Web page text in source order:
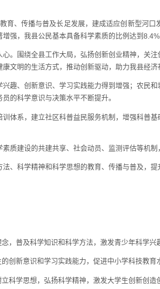
传播与普及长足发展，建成适应创新型河口
强，我县公民基本具备科学素质的比例达到8.4%
围绕全县工作大局，弘扬创新创业精神，关注
文明的生活方式，推动创新驱动，助力我县经济
、创新意识、学习实践能力得到增强；农民和
的科学意识与决策水平不断提升。
系，建立社区科普益民服务机制，增强科普基
设的共建共享、社会动员、监测评估等机制
学精神和科学思想的教育、传播与普及，提
普及科学知识和科学方法，激发青少年科学兴
新意识和学习实践能力，促进中小学科技教育
学思想，弘扬科学精神，激发大学生创新创造